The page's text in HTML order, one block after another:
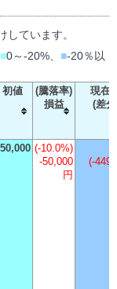
ています。
■0～-20%、 ■-20％以
初値
(騰落率)
損益
現在
(差
(-10.0%)
-50,000
円
(-